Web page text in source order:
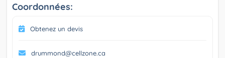
Coordonnées:
Obtenez un devis
drummond@cellzone.ca